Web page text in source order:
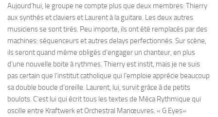
Aujourd’hui, le groupe ne compte plus que deux membres: Thierry
aux synthés et claviers et Laurent à la guitare. Les deux autres
musiciens se sont tirés. Peu importe, ils ont été remplacés par des
machines: séquenceurs et autres delays perfectionnés. Sur scène,
ils seront quand même obligés d’engager un chanteur, en plus
d’une nouvelle boite à rythmes. Thierry est instit, mais je ne suis
pas certain que l‘institut catholique qui l’emploie apprécie beaucoup
sa double boucle d’oreille. Laurent, lui, survit grâce à de petits
boulots. C’est lui qui écrit tous les textes de Méca Rythmique qui
oscille entre Kraftwerk et Orchestral Manœuvres. « G Eyes»